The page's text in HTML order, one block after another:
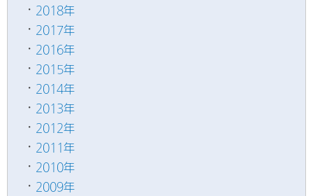
2018年
2017年
2016年
2015年
2014年
2013年
2012年
2011年
2010年
2009年